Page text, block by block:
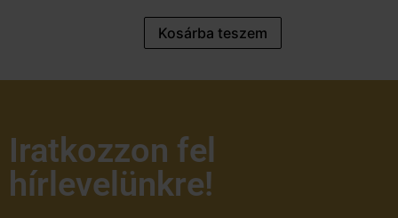
Kosárba teszem
Iratkozzon fel
hírlevelünkre!